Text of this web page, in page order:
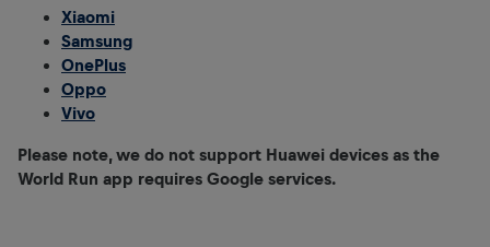
Xiaomi
Samsung
OnePlus
Oppo
Vivo
Please note, we do not support Huawei devices as the
World Run app requires Google services.